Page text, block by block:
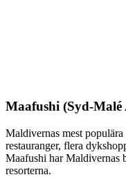
Maafushi (Syd-
Maldivernas mest populära
restauranger, flera
Maafushi har Maldivernas
resorterna.